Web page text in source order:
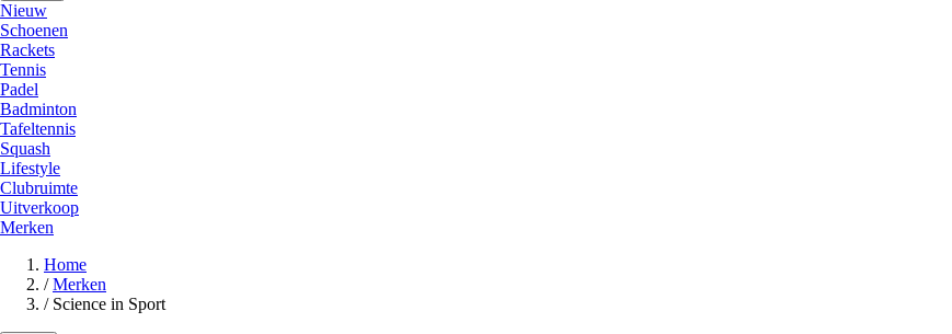
Nieuw
Schoenen
Rackets
Tennis
Padel
Badminton
Tafeltennis
Squash
Lifestyle
Clubruimte
Uitverkoop
Merken
Home
/ Merken
/ Science in Sport